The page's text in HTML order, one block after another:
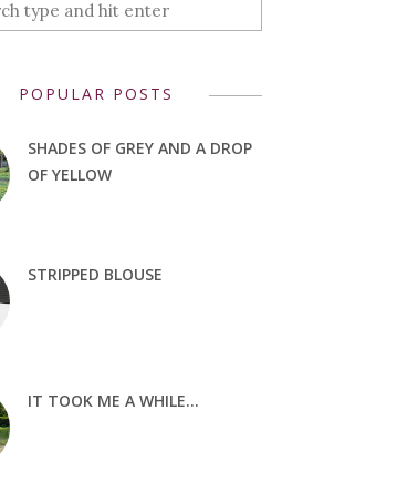
POPULAR POSTS
SHADES OF GREY AND A DROP
OF YELLOW
STRIPPED BLOUSE
IT TOOK ME A WHILE...